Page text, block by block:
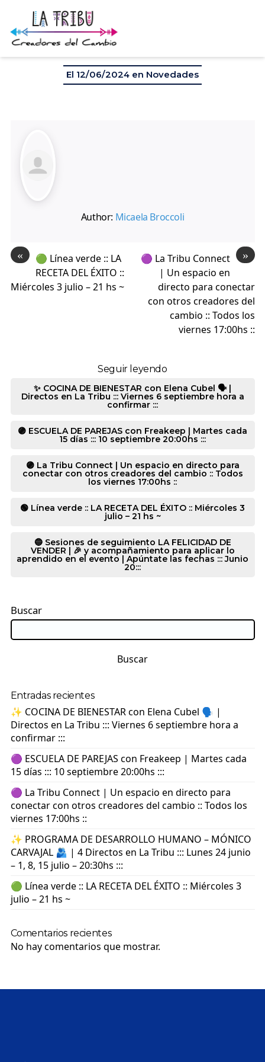
✨ PROGRAMA DE DESARROLLO HUMANO –
MÓNICO CARVAJAL 🫂 | 4 Directos en La Tribu ::: Lunes
24 junio – 1, 8, 15 julio – 20:30hs :::
El 12/06/2024 en Novedades
Author: Micaela Broccoli
«
🟢 Línea verde :: LA
RECETA DEL ÉXITO ::
Miércoles 3 julio – 21 hs ~
»
🟣 La Tribu Connect
| Un espacio en
directo para conectar
con otros creadores del
cambio :: Todos los
viernes 17:00hs ::
Seguir leyendo
✨ COCINA DE BIENESTAR con Elena Cubel 🗣️ |
Directos en La Tribu ::: Viernes 6 septiembre hora a
confirmar :::
🟣 ESCUELA DE PAREJAS con Freakeep | Martes cada
15 días ::: 10 septiembre 20:00hs :::
🟣 La Tribu Connect | Un espacio en directo para
conectar con otros creadores del cambio :: Todos
los viernes 17:00hs ::
🟢 Línea verde :: LA RECETA DEL ÉXITO :: Miércoles 3
julio – 21 hs ~
🔵 Sesiones de seguimiento LA FELICIDAD DE
VENDER | 🎉 y acompañamiento para aplicar lo
aprendido en el evento | Apúntate las fechas ::: Junio
20:::
Buscar
Buscar
Entradas recientes
✨ COCINA DE BIENESTAR con Elena Cubel 🗣️ |
Directos en La Tribu ::: Viernes 6 septiembre hora a
confirmar :::
🟣 ESCUELA DE PAREJAS con Freakeep | Martes cada
15 días ::: 10 septiembre 20:00hs :::
🟣 La Tribu Connect | Un espacio en directo para
conectar con otros creadores del cambio :: Todos los
viernes 17:00hs ::
✨ PROGRAMA DE DESARROLLO HUMANO – MÓNICO
CARVAJAL 🫂 | 4 Directos en La Tribu ::: Lunes 24 junio
– 1, 8, 15 julio – 20:30hs :::
🟢 Línea verde :: LA RECETA DEL ÉXITO :: Miércoles 3
julio – 21 hs ~
Comentarios recientes
No hay comentarios que mostrar.